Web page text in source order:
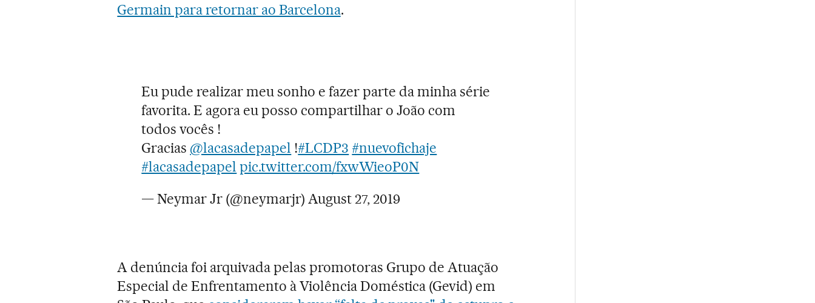
Germain para retornar ao Barcelona.
Eu pude realizar meu sonho e fazer parte da minha série
favorita. E agora eu posso compartilhar o João com
todos vocês !
Gracias @lacasadepapel !#LCDP3 #nuevofichaje
#lacasadepapel pic.twitter.com/fxwWieoP0N
— Neymar Jr (@neymarjr)August 27, 2019
A denúncia foi arquivada pelas promotoras Grupo de Atuação
Especial de Enfrentamento à Violência Doméstica (Gevid) em